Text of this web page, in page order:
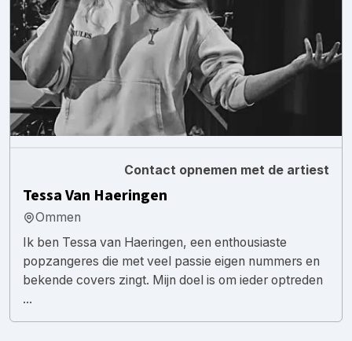
Contact opnemen met de artiest
Tessa Van Haeringen
Ommen
Ik ben Tessa van Haeringen, een enthousiaste
popzangeres die met veel passie eigen nummers en
bekende covers zingt. Mijn doel is om ieder optreden
...